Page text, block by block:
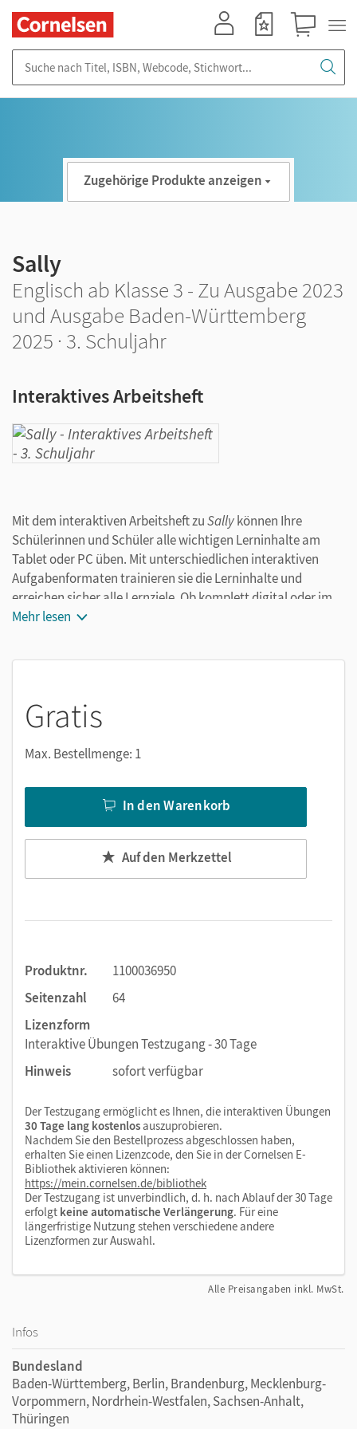
Zugehörige Produkte anzeigen
Sally
Englisch ab Klasse 3 - Zu Ausgabe 2023
und Ausgabe Baden-Württemberg
2025 · 3. Schuljahr
Interaktives Arbeitsheft
Mit dem interaktiven Arbeitsheft zuSallykönnen Ihre
Schülerinnen und Schüler alle wichtigen Lerninhalte am
Tablet oder PC üben. Mit unterschiedlichen interaktiven
Aufgabenformaten trainieren sie die Lerninhalte und
erreichen sicher alle Lernziele. Ob komplett digital oder im
Wechsel mit dem gedruckten Arbeitsheft – die Kinder lernen
Alle Lerninhalte interaktiv und digital üben:
Inhalte des gedruckten Arbeitshefts sind 1:1
umgesetzt, alle Lerninhalte sind zuverlässig
Kinderleichte Bedienung:In der intuitiv aufgebauten
Lernumgebung finden sich alle sofort zurecht.
Fördert eigenständiges Lernen:Nach der
Bearbeitung haben die Kinder die Möglichkeit, ihre
Ergebnisse selbst zu prüfen.
Kinder zusätzlich.
Hause oder an anderen Lernorten. Für alle ganz
lernen.cornelsen.de oder – sehr praktisch für Kinder –
in der Cornelsen Lernen App.
Wir empfehlen die Nutzung aller digitalen Angebote auf
Mehr lesen
Gratis
Max. Bestellmenge: 1
In den Warenkorb
Auf den Merkzettel
Produktnr.
1100036950
Seitenzahl
64
Lizenzform
Interaktive Übungen Testzugang - 30 Tage
Hinweis
sofort verfügbar
Der Testzugang ermöglicht es Ihnen, die interaktiven Übungen
30 Tage lang kostenlosauszuprobieren.
Nachdem Sie den Bestellprozess abgeschlossen haben,
erhalten Sie einen Lizenzcode, den Sie in der Cornelsen E-
Bibliothek aktivieren können:
https://mein.cornelsen.de/bibliothek
Der Testzugang ist unverbindlich, d. h. nach Ablauf der 30 Tage
erfolgt keine automatische Verlängerung. Für eine
längerfristige Nutzung stehen verschiedene andere
Lizenzformen zur Auswahl.
Alle Preisangaben inkl. MwSt.
Infos
Bundesland
Baden-Württemberg, Berlin, Brandenburg, Mecklenburg-
Vorpommern, Nordrhein-Westfalen, Sachsen-Anhalt,
Thüringen